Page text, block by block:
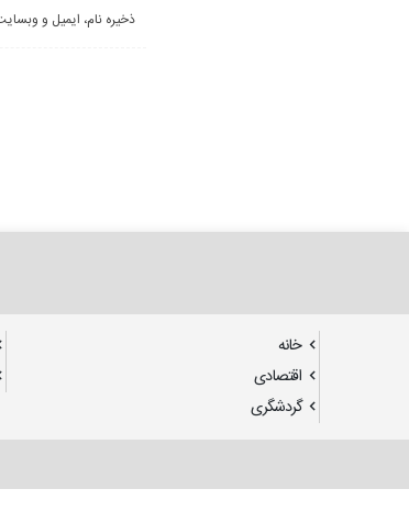
ذخیره نام، ایمیل و
خانه
اقتصادی
گردشگری